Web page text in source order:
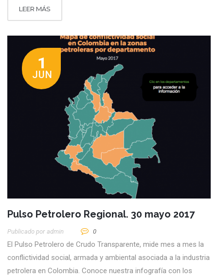
LEER MÁS
1
JUN
Pulso Petrolero Regional. 30 mayo 2017
Publicado por Admin 0
El Pulso Petrolero de Crudo Transparente, mide mes a mes la
conflictividad social, armada y ambiental asociada a la industria
petrolera en Colombia. Conoce nuestra infografía con los